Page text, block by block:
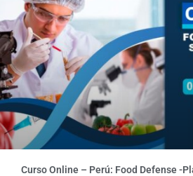
Curso Online – Perú: Food Defense -